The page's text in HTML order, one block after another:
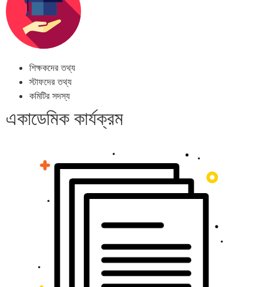
শিক্ষকদের তথ্য
স্টাফদের তথ্য
কমিটির সদস্য
একাডেমিক কার্যক্রম